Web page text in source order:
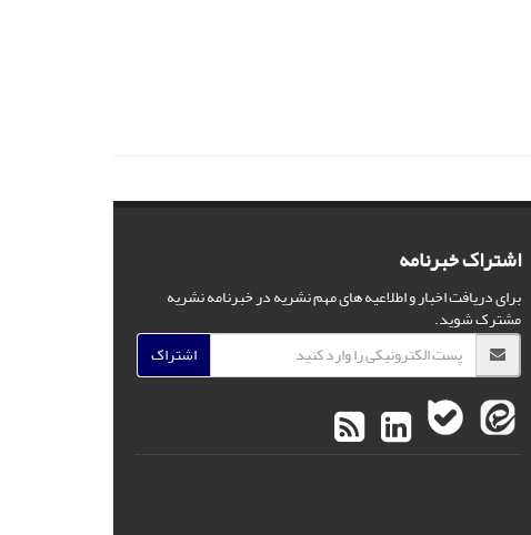
اشتراک خبرنامه
برای دریافت اخبار و اطلاعیه های مهم نشریه در خبرنامه نشریه
مشترک شوید.
اشتراک